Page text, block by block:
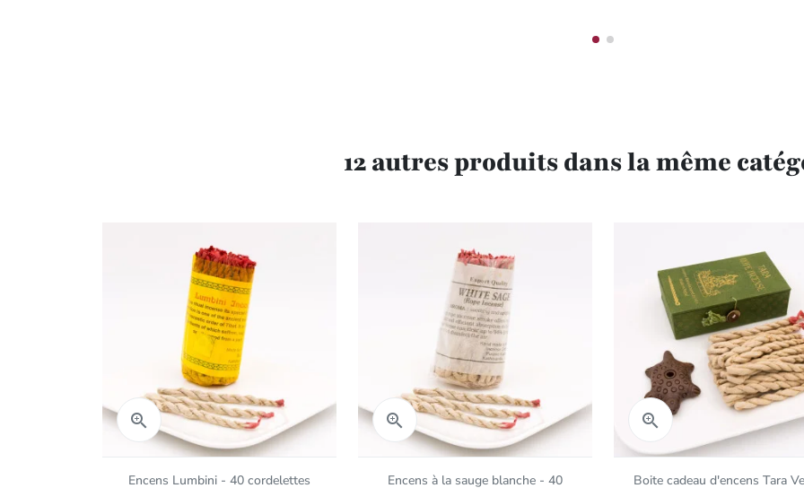
12 autres produits dans la même
 Aperçu rapide
Encens Lumbini - 40 cordelettes
 Aperçu rapide
Encens à la sauge blanche - 40
 Aperçu rapide
Boite cadeau d'encens Tara